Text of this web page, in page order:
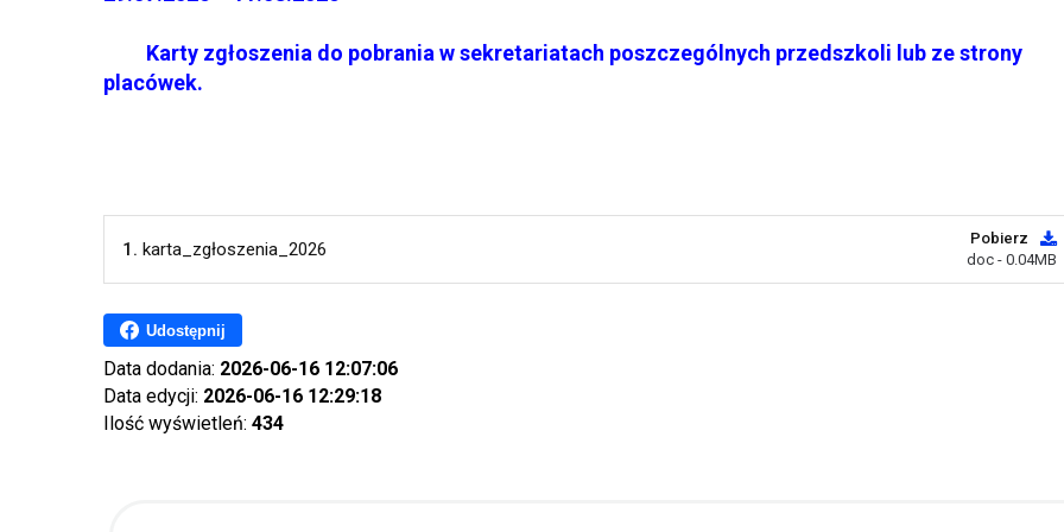
Karty zgłoszenia do pobrania w sekretariatach poszczególnych przedszkoli lub ze strony
placówek.
1. karta_zgłoszenia_2026
Pobierz
doc - 0.04MB
Udostępnij
Data dodania: 2026-06-16 12:07:06
Data edycji: 2026-06-16 12:29:18
Ilość wyświetleń: 434